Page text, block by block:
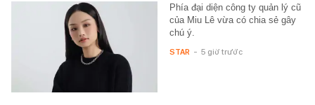
Phía đại diện công ty quản lý cũ
của Miu Lê vừa có chia sẻ gây
chú ý.
STAR - 5 giờ trước